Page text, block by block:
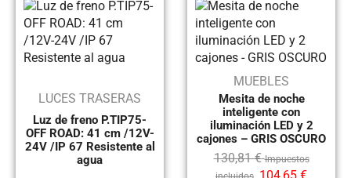
LUCES TRASERAS
Luz de freno P.TIP75-
OFF ROAD: 41 cm /12V-
24V /IP 67 Resistente al
agua
MUEBLES
Mesita de noche
inteligente con
iluminación LED y 2
cajones – GRIS OSCURO
130,81€ Impuestos